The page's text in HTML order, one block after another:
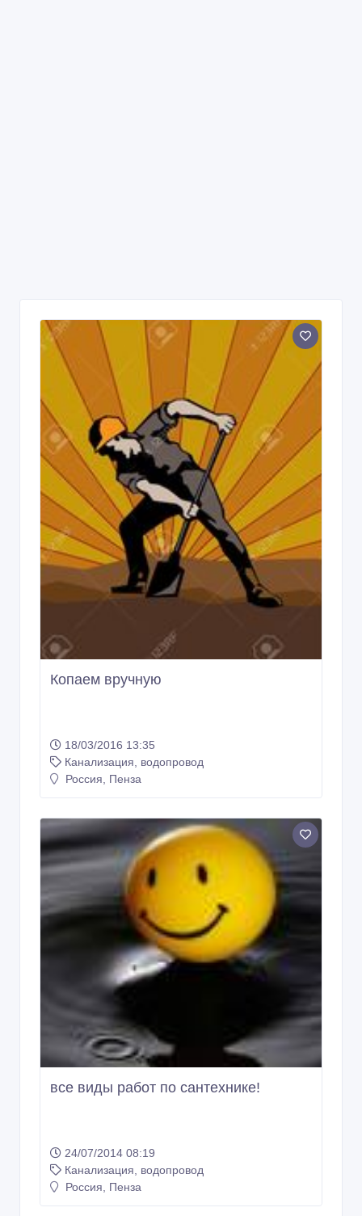
Копаем вручную
18/03/2016 13:35
Канализация, водопровод
Россия, Пенза
все виды работ по сантехнике!
24/07/2014 08:19
Канализация, водопровод
Россия, Пенза